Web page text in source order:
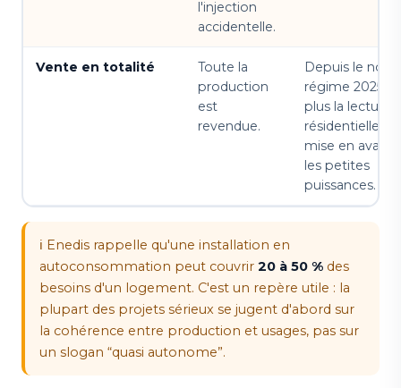
l'injection
accidentelle.
Vente en totalité
Toute la
production
est
revendue.
Depuis le
régime 2025,
plus la lecture
résidentielle la
mise en avant
les petites
puissances.
ℹ️ Enedis rappelle qu'une installation en
autoconsommation peut couvrir 20 à 50 % des
besoins d'un logement. C'est un repère utile : la
plupart des projets sérieux se jugent d'abord sur
la cohérence entre production et usages, pas sur
un slogan “quasi autonome”.